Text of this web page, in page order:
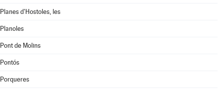
Planes d'Hostoles, les
Planoles
Pont de Molins
Pontós
Porqueres